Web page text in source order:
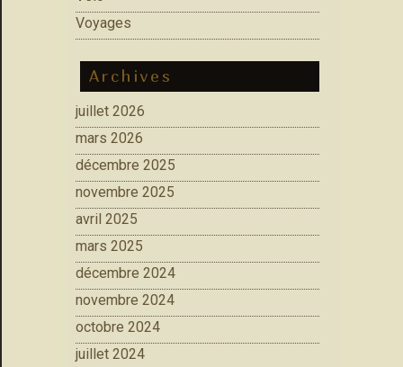
Voyages
Archives
juillet 2026
mars 2026
décembre 2025
novembre 2025
avril 2025
mars 2025
décembre 2024
novembre 2024
octobre 2024
juillet 2024